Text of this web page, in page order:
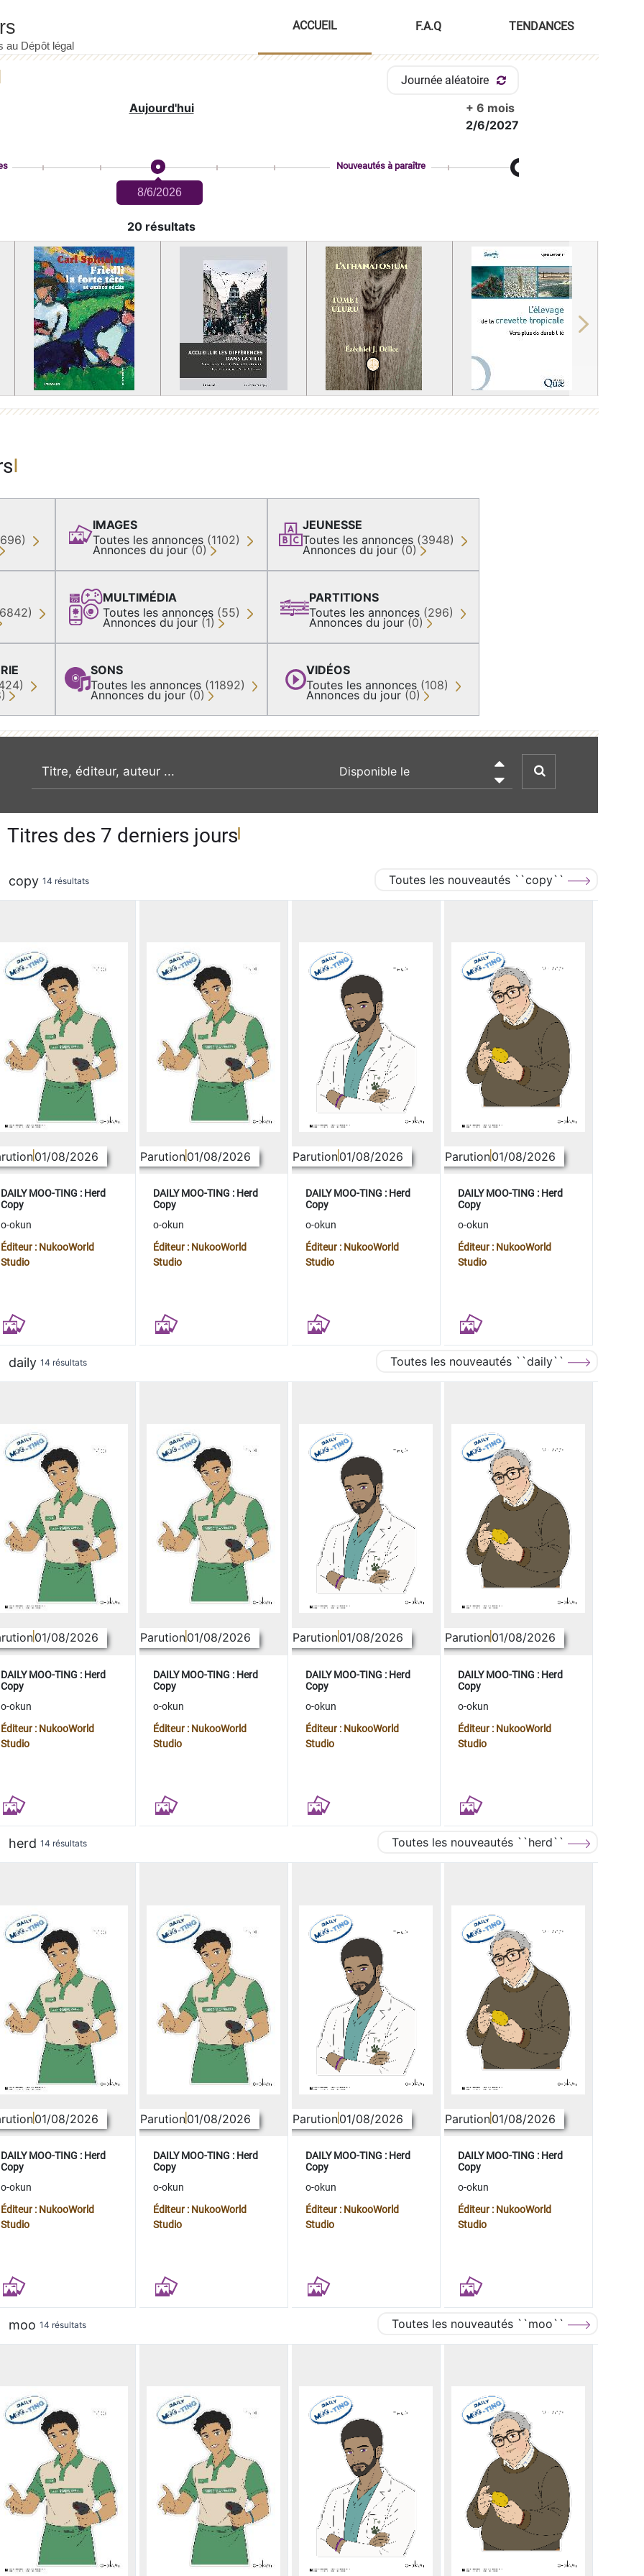
ACCUEIL F.A.Q TENDANCES
Journée aléatoire
Aujourd'hui
+ 6 mois
2/6/2027
8/6/2026
Nouveautés à paraître
20 résultats
Next
IMAGES
Toutes les annonces (1102)
Annonces du jour (0)
MULTIMÉDIA
Toutes les annonces (55)
Annonces du jour (1)
SONS
Toutes les annonces (11892)
Annonces du jour (0)
JEUNESSE
Toutes les annonces (3948)
Annonces du jour (0)
PARTITIONS
Toutes les annonces (296)
Annonces du jour (0)
VIDÉOS
Toutes les annonces (108)
Annonces du jour (0)
recherche par mot clé

Titres des 7 derniers jours
copy 14 résultats Toutes les nouveautés ``copy``
01/08/2026
DAILY MOO-TING : Herd
Copy
o-okun
Éditeur : NukooWorld
Studio
Parution01/08/2026
DAILY MOO-TING : Herd
Copy
o-okun
Éditeur : NukooWorld
Studio
Parution01/08/2026
DAILY MOO-TING : Herd
Copy
o-okun
Éditeur : NukooWorld
Studio
Parution01/08/2026
DAILY MOO-TING : Herd
Copy
o-okun
Éditeur : NukooWorld
Studio
daily 14 résultats Toutes les nouveautés ``daily``
01/08/2026
DAILY MOO-TING : Herd
Copy
o-okun
Éditeur : NukooWorld
Studio
Parution01/08/2026
DAILY MOO-TING : Herd
Copy
o-okun
Éditeur : NukooWorld
Studio
Parution01/08/2026
DAILY MOO-TING : Herd
Copy
o-okun
Éditeur : NukooWorld
Studio
Parution01/08/2026
DAILY MOO-TING : Herd
Copy
o-okun
Éditeur : NukooWorld
Studio
herd 14 résultats Toutes les nouveautés ``herd``
01/08/2026
DAILY MOO-TING : Herd
Copy
o-okun
Éditeur : NukooWorld
Studio
Parution01/08/2026
DAILY MOO-TING : Herd
Copy
o-okun
Éditeur : NukooWorld
Studio
Parution01/08/2026
DAILY MOO-TING : Herd
Copy
o-okun
Éditeur : NukooWorld
Studio
Parution01/08/2026
DAILY MOO-TING : Herd
Copy
o-okun
Éditeur : NukooWorld
Studio
moo 14 résultats Toutes les nouveautés ``moo``